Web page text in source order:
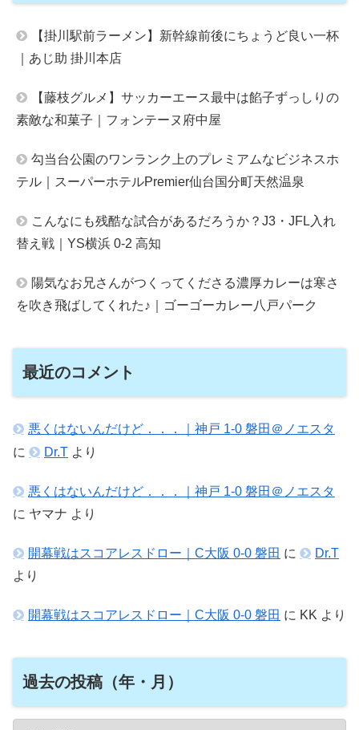
【掛川駅前ラーメン】新幹線前後にちょうど良い一杯
｜あじ助 掛川本店
【藤枝グルメ】サッカーエース最中は餡子ずっしりの
素敵な和菓子｜フォンテーヌ府中屋
勾当台公園のワンランク上のプレミアムなビジネスホ
テル｜スーパーホテルPremier仙台国分町天然温泉
こんなにも残酷な試合があるだろうか？J3・JFL入れ
替え戦｜YS横浜 0-2 高知
陽気なお兄さんがつくってくださる濃厚カレーは寒さ
を吹き飛ばしてくれた♪｜ゴーゴーカレー八戸パーク
最近のコメント
悪くはないんだけど．．．｜神戸 1-0 磐田＠ノエスタ
に
Dr.T より
悪くはないんだけど．．．｜神戸 1-0 磐田＠ノエスタ
に ヤマナ より
開幕戦はスコアレスドロー｜C大阪 0-0 磐田 に
Dr.T
より
開幕戦はスコアレスドロー｜C大阪 0-0 磐田 に KK より
過去の投稿（年・月）